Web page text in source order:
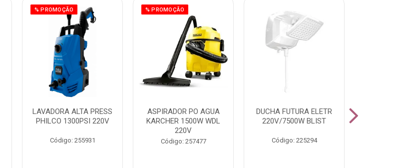
% PROMOÇÃO
LAVADORA ALTA PRESS
PHILCO 1300PSI 220V
Código: 255931
% PROMOÇÃO
ASPIRADOR PO AGUA
KARCHER 1500W WDL
220V
Código: 257477
DUCHA FUTURA ELETR
220V/7500W BLIST
Código: 225294